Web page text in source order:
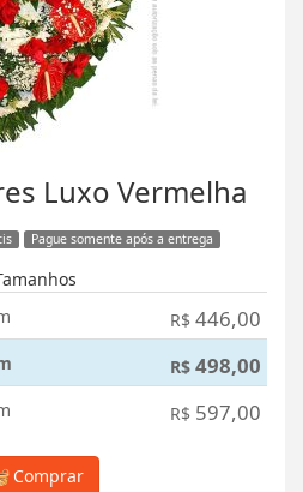
Luxo Vermelha
Pague somente após a entrega
R$ 446,00
R$ 498,00
R$ 597,00
Comprar